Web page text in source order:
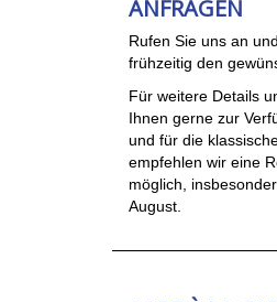
ANFRAGEN
Rufen Sie uns an
frühzeitig den
Für weitere Details
Ihnen gerne zur
und für die
empfehlen wir eine
möglich,
August.